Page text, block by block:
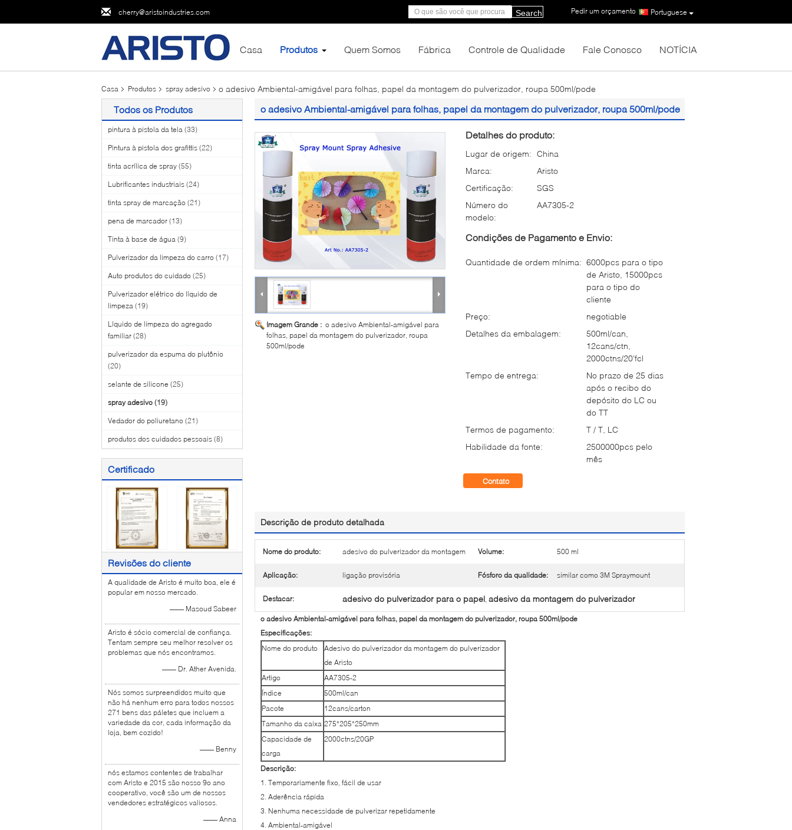
cherry@aristoindustries.com Portuguese
Pedir um orçamento |
Search
Casa Produtos Quem Somos Fábrica Controle de Qualidade Fale Conosco NOTÍCIA
Casa Produtos spray adesivo o adesivo Ambiental-amigável para folhas, papel da montagem do pulverizador, roupa 500ml/pode
Todos os Produtos
pintura à pistola da tela (33)
Pintura à pistola dos grafittis (22)
tinta acrílica de spray (55)
Lubrificantes industriais (24)
tinta spray de marcação (21)
pena de marcador (13)
Tinta à base de água (9)
Pulverizador da limpeza do carro (17)
Auto produtos do cuidado (25)
Pulverizador elétrico do líquido de
limpeza (19)
Líquido de limpeza do agregado
familiar (28)
pulverizador da espuma do plutônio
(20)
selante de silicone (25)
spray adesivo (19)
Vedador do poliuretano (21)
produtos dos cuidados pessoais (8)
Certificado
Revisões do cliente
A qualidade de Aristo é muito boa, ele é
popular em nosso mercado.
—— Masoud Sabeer
Aristo é sócio comercial de confiança.
Tentam sempre seu melhor resolver os
problemas que nós encontramos.
—— Dr. Ather Avenida.
Nós somos surpreendidos muito que
não há nenhum erro para todos nossos
271 bens das páletes que incluem a
variedade da cor, cada informação da
loja, bem cozido!
—— Benny
nós estamos contentes de trabalhar
com Aristo e 2015 são nosso 9o ano
cooperativo, você são um de nossos
vendedores estratégicos valiosos.
—— Anna
o adesivo Ambiental-amigável para folhas, papel da montagem do pulverizador, roupa 500ml/pode
Imagem Grande : o adesivo Ambiental-amigável para
folhas, papel da montagem do pulverizador, roupa
500ml/pode
Detalhes do produto:
Lugar de origem: China
Marca:
Aristo
Certificação:
SGS
Número do
modelo:
AA7305-2
Condições de Pagamento e Envio:
Quantidade de ordem mínima: 6000pcs para o tipo
de Aristo, 15000pcs
para o tipo do
cliente
Preço:
negotiable
Detalhes da embalagem:
500ml/can,
12cans/ctn,
2000ctns/20'fcl
Tempo de entrega:
No prazo de 25 dias
após o recibo do
depósito do LC ou
do TT
Termos de pagamento:
T / T, LC
Habilidade da fonte:
2500000pcs pelo
mês
Contato
Descrição de produto detalhada
Nome do produto: adesivo do pulverizador da montagem Volume: 500 ml
Aplicação: ligação provisória Fósforo da qualidade: similar como 3M Spraymount
Destacar: adesivo do pulverizador para o papel, adesivo da montagem do pulverizador
o adesivo Ambiental-amigável para folhas, papel da montagem do pulverizador, roupa 500ml/pode
Especificações:
Nome do produto
Adesivo do pulverizador da montagem do pulverizador
de Aristo
Artigo
AA7305-2
Índice
500ml/can
Pacote
12cans/carton
Tamanho da caixa 275*205*250mm
Capacidade de
carga
2000ctns/20GP
Descrição:
1. Temporariamente fixo, fácil de usar
2. Aderência rápida
3. Nenhuma necessidade de pulverizar repetidamente
4. Ambiental-amigável